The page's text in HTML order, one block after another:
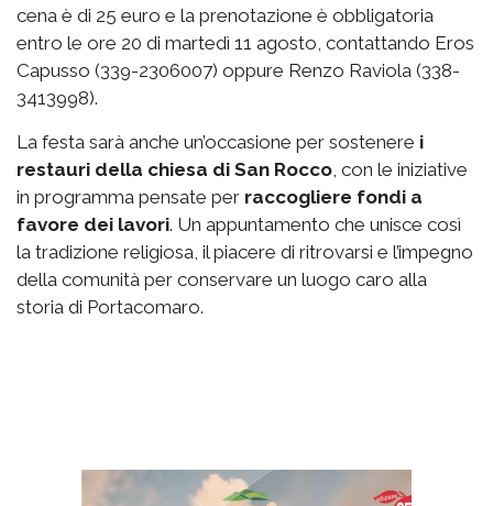
cena è di 25 euro e la prenotazione è obbligatoria
entro le ore 20 di martedì 11 agosto, contattando Eros
Capusso (339-2306007) oppure Renzo Raviola (338-
3413998).
La festa sarà anche un’occasione per sostenere i
restauri della chiesa di San Rocco , con le iniziative
in programma pensate per raccogliere fondi a
favore dei lavori. Un appuntamento che unisce così
la tradizione religiosa, il piacere di ritrovarsi e l’impegno
della comunità per conservare un luogo caro alla
storia di Portacomaro.